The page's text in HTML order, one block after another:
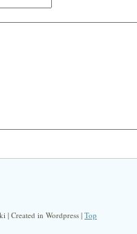
| Created in Wordpress | Top